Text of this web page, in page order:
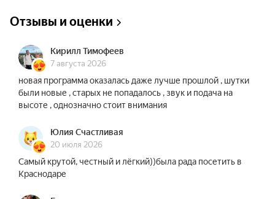
Отзывы и оценки
Кирилл Тимофеев
7 августа 2026
новая программа оказалась даже лучше прошлой , шутки
были новые , старых не попадалось , звук и подача на
высоте , однозначно стоит внимания
Юлия Счастливая
20 июля 2026
Самый крутой, честный и лёгкий))была рада посетить в
Краснодаре